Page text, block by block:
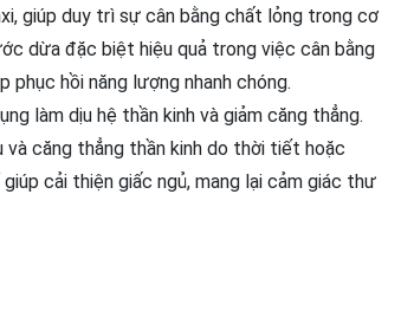
giúp duy trì sự cân bằng chất lỏng trong cơ
dừa đặc biệt hiệu quả trong việc cân bằng
hồi năng lượng nhanh chóng.
làm dịu hệ thần kinh và giảm căng thẳng.
và căng thẳng thần kinh do thời tiết hoặc
cải thiện giấc ngủ, mang lại cảm giác thư